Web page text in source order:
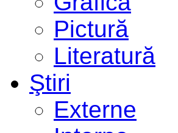
Pictură
Literatură
Ştiri
Externe